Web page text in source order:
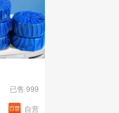
已售 999
自营